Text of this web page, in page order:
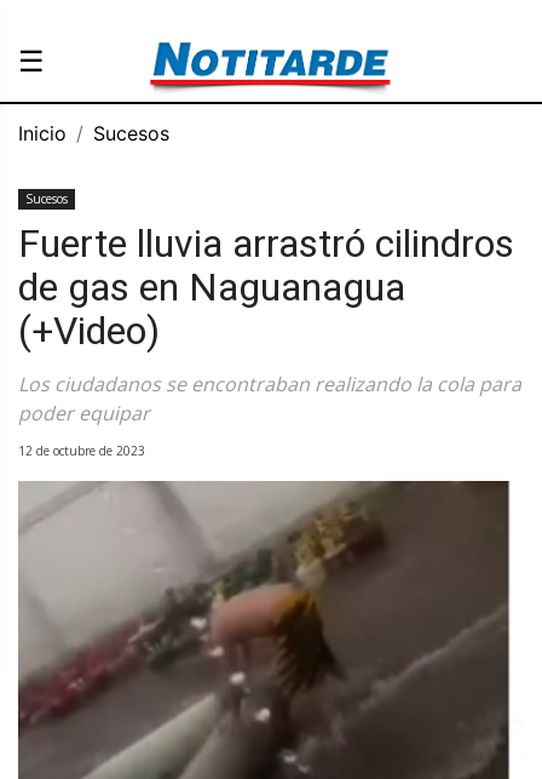
☰
Inicio Sucesos
Sucesos
Fuerte lluvia arrastró cilindros
de gas en Naguanagua
(+Video)
Los ciudadanos se encontraban realizando la cola para
poder equipar
12 de octubre de 2023